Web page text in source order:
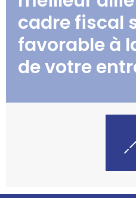
cadre fiscal
favorable à
de votre